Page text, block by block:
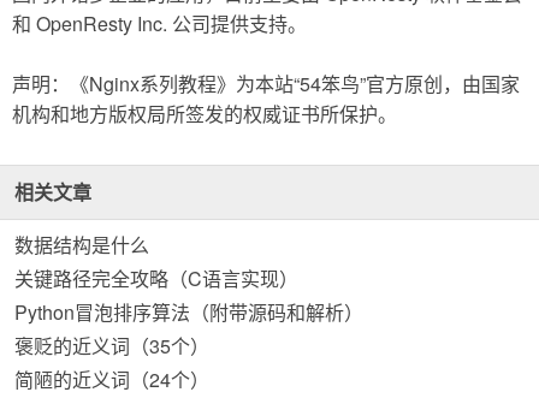
和 OpenResty Inc. 公司提供支持。
声明：《Nginx系列教程》为本站“54笨鸟”官方原创，由国家
机构和地方版权局所签发的权威证书所保护。
相关文章
数据结构是什么
关键路径完全攻略（C语言实现）
Python冒泡排序算法（附带源码和解析）
褒贬的近义词（35个）
简陋的近义词（24个）